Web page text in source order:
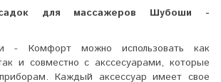
для массажеров Шубоши -
- Комфорт можно использовать как
и совместно с акссесуарами, которые
Каждый аксессуар имеет свое